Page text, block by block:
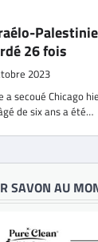
26 fois
2023
secoué Chicago
de six ans a été…
SAVON AU